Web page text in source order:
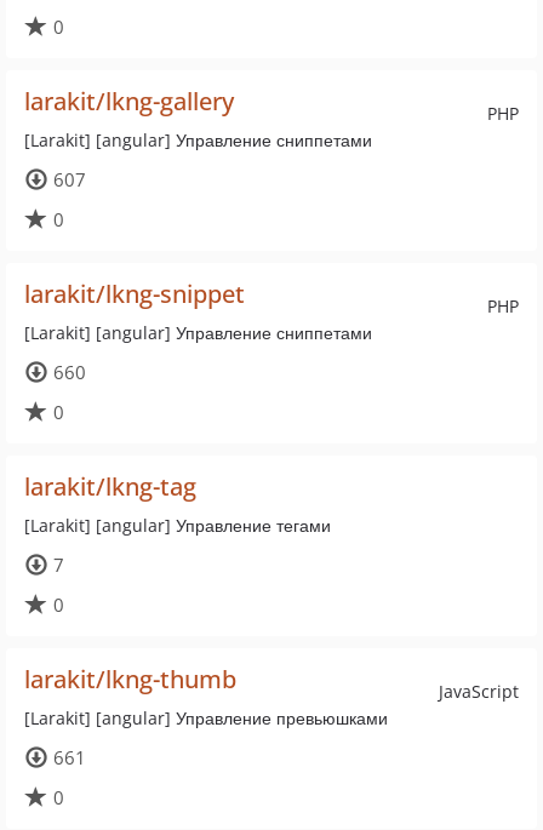
0
PHP
larakit/lkng-gallery
[Larakit] [angular] Управление сниппетами
607
0
PHP
larakit/lkng-snippet
[Larakit] [angular] Управление сниппетами
660
0
larakit/lkng-tag
[Larakit] [angular] Управление тегами
7
0
JavaScript
larakit/lkng-thumb
[Larakit] [angular] Управление превьюшками
661
0